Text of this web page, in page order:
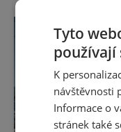
zábavou i pro
snowtubingovou
najdete v
nedaleko
Tyto
používají
K
návštěvnosti
Informace o
stránek také